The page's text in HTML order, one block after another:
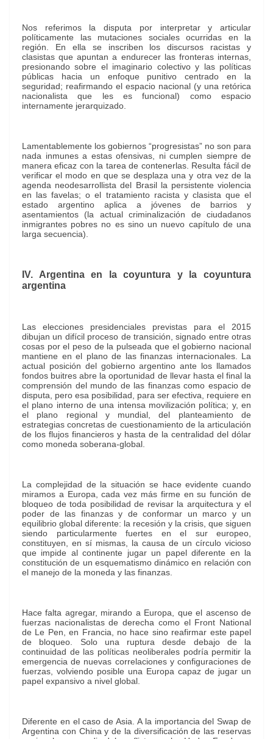
Nos referimos la disputa por interpretar y articular
políticamente las mutaciones sociales ocurridas en la
región. En ella se inscriben los discursos racistas y
clasistas que apuntan a endurecer las fronteras internas,
presionando sobre el imaginario colectivo y las políticas
públicas hacia un enfoque punitivo centrado en la
seguridad; reafirmando el espacio nacional (y una retórica
nacionalista que les es funcional) como espacio
internamente jerarquizado.
Lamentablemente los gobiernos “progresistas” no son para
nada inmunes a estas ofensivas, ni cumplen siempre de
manera eficaz con la tarea de contenerlas. Resulta fácil de
verificar el modo en que se desplaza una y otra vez de la
agenda neodesarrollista del Brasil la persistente violencia
en las favelas; o el tratamiento racista y clasista que el
estado argentino aplica a jóvenes de barrios y
asentamientos (la actual criminalización de ciudadanos
inmigrantes pobres no es sino un nuevo capítulo de una
larga secuencia).
IV. Argentina en la coyuntura y la coyuntura
argentina
Las elecciones presidenciales previstas para el 2015
dibujan un difícil proceso de transición, signado entre otras
cosas por el peso de la pulseada que el gobierno nacional
mantiene en el plano de las finanzas internacionales. La
actual posición del gobierno argentino ante los llamados
fondos buitres abre la oportunidad de llevar hasta el final la
comprensión del mundo de las finanzas como espacio de
disputa, pero esa posibilidad, para ser efectiva, requiere en
el plano interno de una intensa movilización política; y, en
el plano regional y mundial, del planteamiento de
estrategias concretas de cuestionamiento de la articulación
de los flujos financieros y hasta de la centralidad del dólar
como moneda soberana-global.
La complejidad de la situación se hace evidente cuando
miramos a Europa, cada vez más firme en su función de
bloqueo de toda posibilidad de revisar la arquitectura y el
poder de las finanzas y de conformar un marco y un
equilibrio global diferente: la recesión y la crisis, que siguen
siendo particularmente fuertes en el sur europeo,
constituyen, en sí mismas, la causa de un círculo vicioso
que impide al continente jugar un papel diferente en la
constitución de un esquematismo dinámico en relación con
el manejo de la moneda y las finanzas.
Hace falta agregar, mirando a Europa, que el ascenso de
fuerzas nacionalistas de derecha como el Front National
de Le Pen, en Francia, no hace sino reafirmar este papel
de bloqueo. Solo una ruptura desde debajo de la
continuidad de las políticas neoliberales podría permitir la
emergencia de nuevas correlaciones y configuraciones de
fuerzas, volviendo posible una Europa capaz de jugar un
papel expansivo a nivel global.
Diferente en el caso de Asia. A la importancia del Swap de
Argentina con China y de la diversificación de las reservas